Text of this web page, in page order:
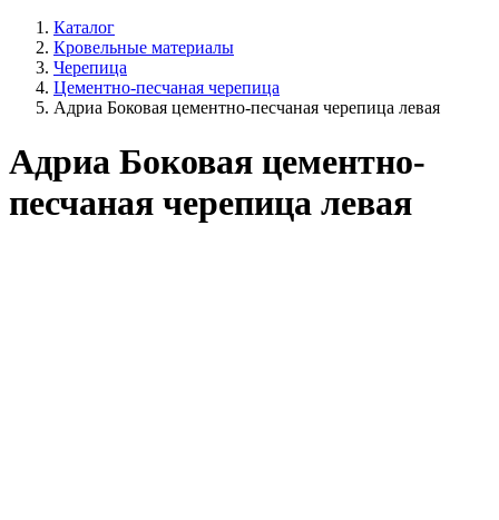
Каталог
Кровельные материалы
Черепица
Цементно-песчаная черепица
Адриа Боковая цементно-песчаная черепица левая
Адриа Боковая цементно-
песчаная черепица левая